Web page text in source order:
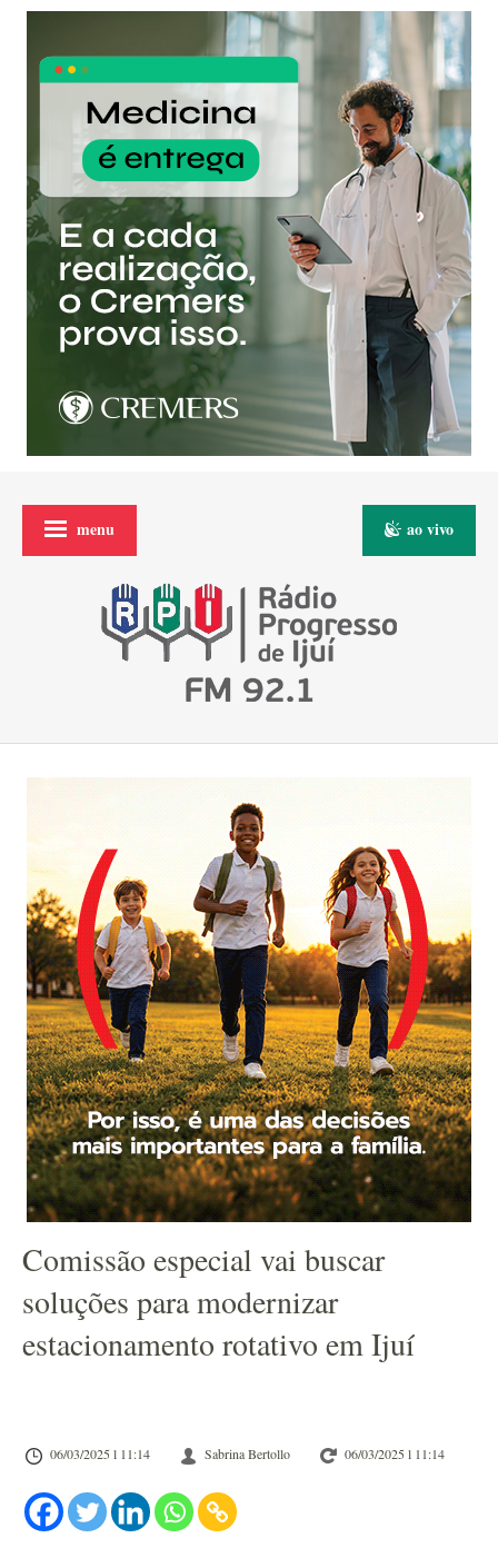
menu ao vivo
Comissão especial vai buscar
soluções para modernizar
estacionamento rotativo em Ijuí
06/03/2025 l 11:14 Sabrina Bertollo 06/03/2025 l 11:14